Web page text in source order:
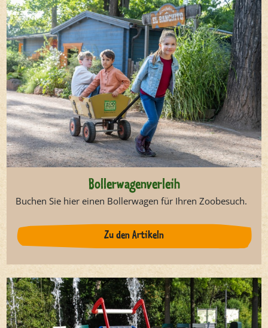
Bollerwagenverleih
Buchen Sie hier einen Bollerwagen für Ihren Zoobesuch.
Zu den Artikeln